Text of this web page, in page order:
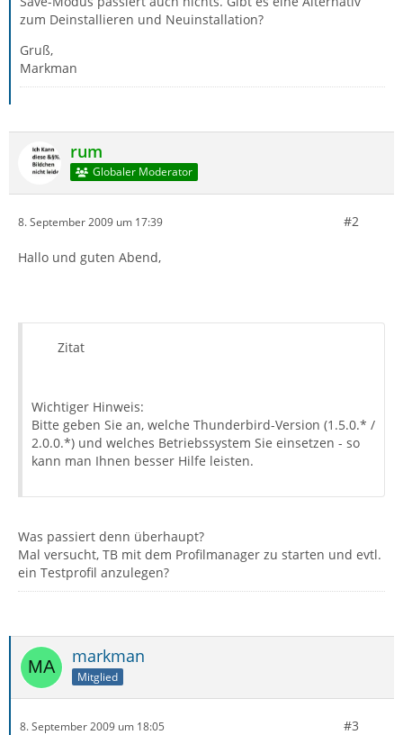
zum Deinstallieren und Neuinstallation?
Gruß,
Markman
rum
Globaler Moderator
8. September 2009 um 17:39 #2
Hallo und guten Abend,
Zitat
Wichtiger Hinweis:
Bitte geben Sie an, welche Thunderbird-Version (1.5.0.* /
2.0.0.*) und welches Betriebssystem Sie einsetzen - so
kann man Ihnen besser Hilfe leisten.
Was passiert denn überhaupt?
Mal versucht, TB mit dem Profilmanager zu starten und evtl.
ein Testprofil anzulegen?
markman
Mitglied
8. September 2009 um 18:05 #3